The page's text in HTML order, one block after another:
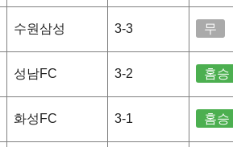
수원삼성 3-3 무
성남FC 3-2 홈승
화성FC 3-1 홈승